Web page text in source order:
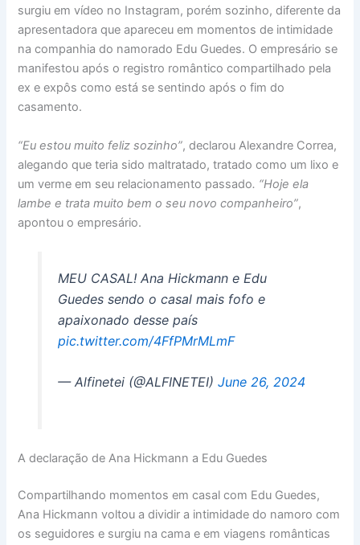
surgiu em vídeo no Instagram, porém sozinho, diferente da
apresentadora que apareceu em momentos de intimidade
na companhia do namorado Edu Guedes. O empresário se
manifestou após o registro romântico compartilhado pela
ex e expôs como está se sentindo após o fim do
casamento.
“Eu estou muito feliz sozinho”, declarou Alexandre Correa,
alegando que teria sido maltratado, tratado como um lixo e
um verme em seu relacionamento passado. “Hoje ela
lambe e trata muito bem o seu novo companheiro”,
apontou o empresário.
MEU CASAL! Ana Hickmann e Edu
Guedes sendo o casal mais fofo e
apaixonado desse país
pic.twitter.com/4FfPMrMLmF
— Alfinetei (@ALFINETEI) June 26, 2024
A declaração de Ana Hickmann a Edu Guedes
Compartilhando momentos em casal com Edu Guedes,
Ana Hickmann voltou a dividir a intimidade do namoro com
os seguidores e surgiu na cama e em viagens românticas